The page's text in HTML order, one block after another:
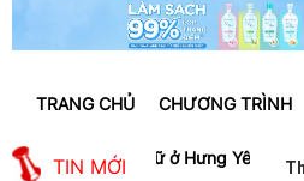
TRANG CHỦ CHƯƠNG TRÌNH
TIN MỚI
phụ nữ ở Hưng Yên suýt bị mất